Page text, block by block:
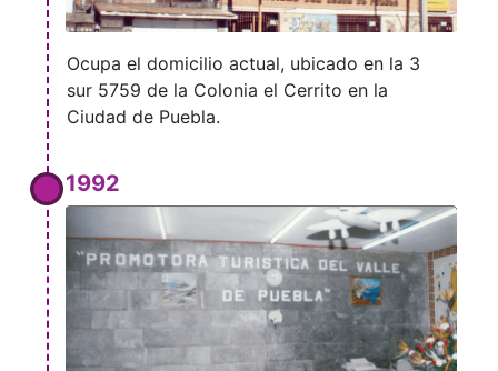
Ocupa el domicilio actual, ubicado en la 3
sur 5759 de la Colonia el Cerrito en la
Ciudad de Puebla.
1992